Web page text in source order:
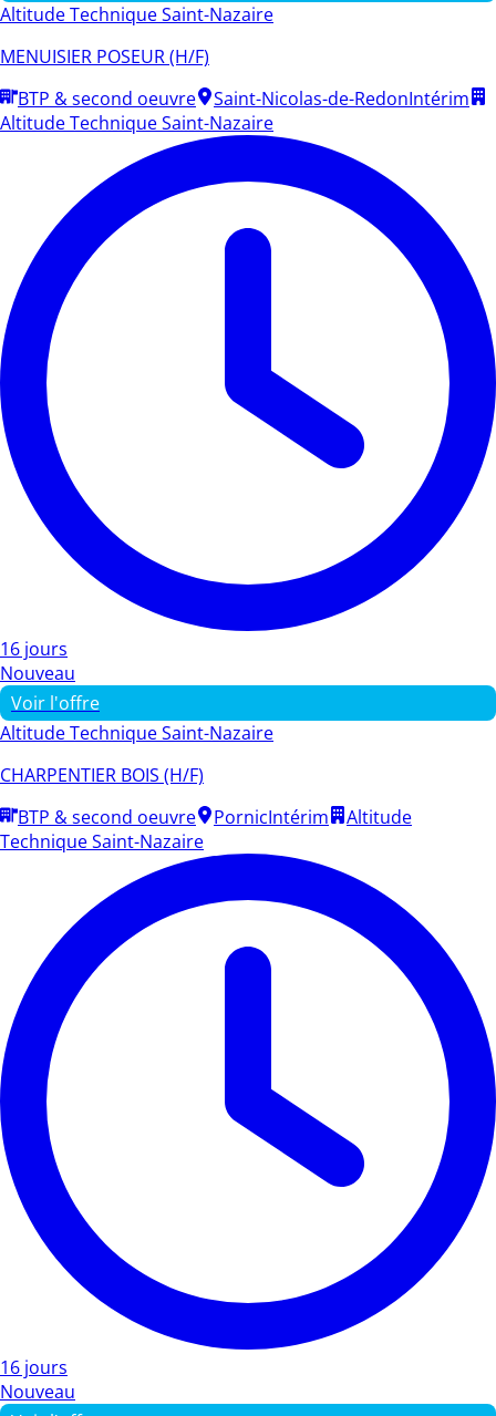
Altitude Technique Saint-Nazaire
MENUISIER POSEUR (H/F)
BTP & second oeuvre
Saint-Nicolas-de-RedonIntérim
Altitude Technique Saint-Nazaire
16 jours
Nouveau
Voir l'offre
Altitude Technique Saint-Nazaire
CHARPENTIER BOIS (H/F)
BTP & second oeuvre
PornicIntérim
Altitude
Technique Saint-Nazaire
16 jours
Nouveau